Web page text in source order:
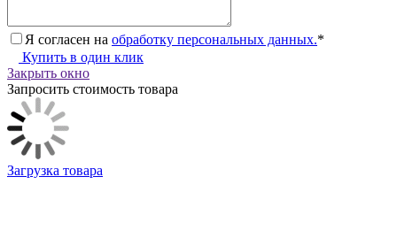
Я согласен на обработку персональных данных.*
Купить в один клик
Закрыть окно
Запросить стоимость товара
Загрузка товара